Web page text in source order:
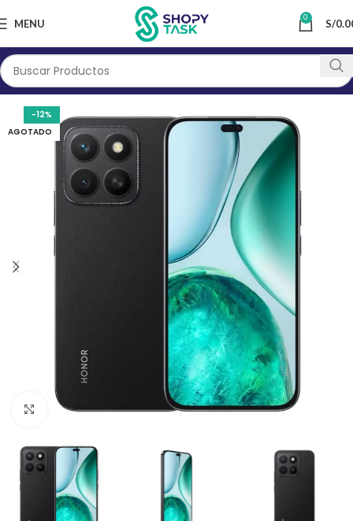
MENU 0 S/
-12%
AGOTADO
Click to enlarge